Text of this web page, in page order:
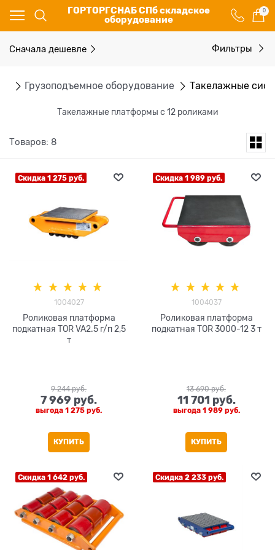
ГОРТОРГСНАБ СПб складское
оборудование
0
Грузоподъемное оборудование Такелажные
Такелажные платформы с 12 роликами
Сначала дешевле Фильтры
Товаров: 8
Скидка 1 275 руб.
1004027
Роликовая платформа
подкатная TOR VA2.5 г/п 2,5
т
9 244 руб.
7 969 руб.
выгода 1 275 руб.
КУПИТЬ
Скидка 1 989 руб.
1004037
Роликовая платформа
подкатная TOR 3000-12 3 т
13 690 руб.
11 701 руб.
выгода 1 989 руб.
КУПИТЬ
Скидка 1 642 руб. Скидка 2 233 руб.